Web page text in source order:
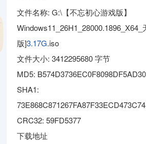
文件名称: G:\【不忘初心游戏版】
Windows11_26H1_28000.1896_X64_
版]3.17G.iso
文件大小: 3412295680 字节
MD5:
SHA1:
CRC32: 59FD5377
下载地址